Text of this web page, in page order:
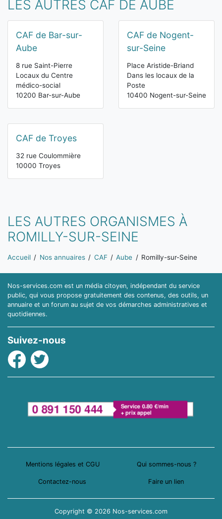
LES AUTRES CAF DE AUBE
CAF de Bar-sur-
Aube
8 rue Saint-Pierre
Locaux du Centre
médico-social
10200 Bar-sur-Aube
CAF de Nogent-
sur-Seine
Place Aristide-Briand
Dans les locaux de la
Poste
10400 Nogent-sur-Seine
CAF de Troyes
32 rue Coulommière
10000 Troyes
LES AUTRES ORGANISMES À
ROMILLY-SUR-SEINE
Vous êtes ici:
Accueil Nos annuaires CAF Aube Romilly-sur-Seine
Nos-services.com est un média citoyen, indépendant du service
public, qui vous propose gratuitement des contenus, des outils, un
annuaire et un forum au sujet de vos démarches administratives et
quotidiennes.
Suivez-nous
Facebook
Twitter
Mentions légales et CGU Qui sommes-nous ?
Contactez-nous Faire un lien
Copyright © 2026 Nos-services.com